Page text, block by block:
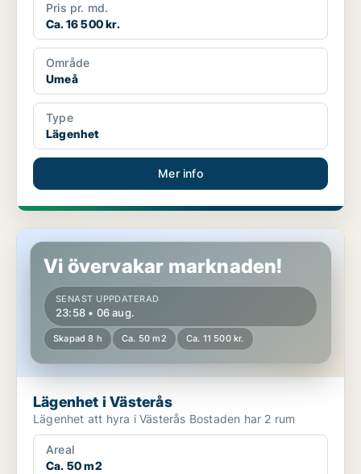
Pris pr. md.
Ca. 16 500 kr.
Område
Umeå
Type
Lägenhet
Mer info
Lägenhet i Västerås
Vi övervakar marknaden!
SENAST UPPDATERAD
23:58 • 06 aug.
Skapad 8 h Ca. 50 m2 Ca. 11 500 kr.
Lägenhet i Västerås
Lägenhet att hyra i Västerås Bostaden har 2 rum
Areal
Ca. 50 m2